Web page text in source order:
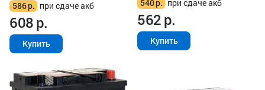
586р. при сдаче акб
608р.
Купить
540р. при сдаче акб
562р.
Купить